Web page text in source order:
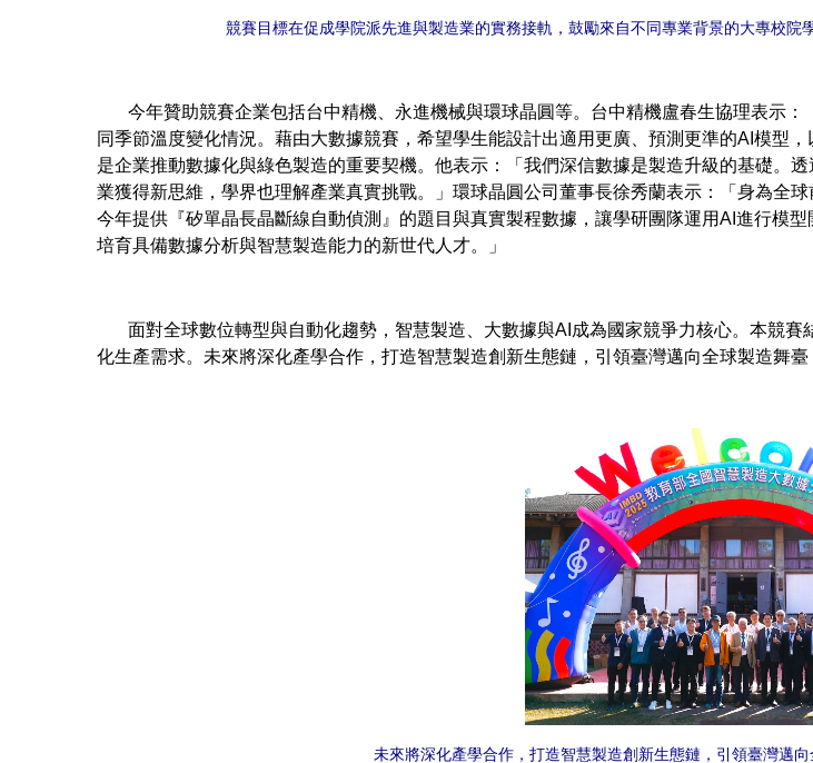
競賽目標在促成學院派先進與製造業的實務接軌，鼓勵來自不同專業背景的大專校院
今年贊助競賽企業包括台中精機、永進機械與環球晶圓等。台中精機盧春生協理表示：
同季節溫度變化情況。藉由大數據競賽，希望學生能設計出適用更廣、預測更準的AI模型
是企業推動數據化與綠色製造的重要契機。他表示：「我們深信數據是製造升級的基礎。
業獲得新思維，學界也理解產業真實挑戰。」環球晶圓公司董事長徐秀蘭表示：「身為全
今年提供『矽單晶長晶斷線自動偵測』的題目與真實製程數據，讓學研團隊運用AI進行模
培育具備數據分析與智慧製造能力的新世代人才。」
面對全球數位轉型與自動化趨勢，智慧製造、大數據與AI成為國家競爭力核心。本競賽
化生產需求。未來將深化產學合作，打造智慧製造創新生態鏈，引領臺灣邁向全球製造舞臺
未來將深化產學合作，打造智慧製造創新生態鏈，引領臺灣邁